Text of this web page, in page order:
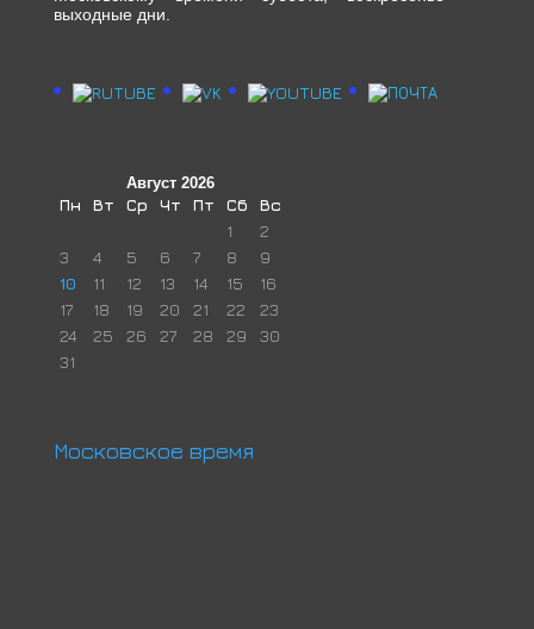
выходные дни.
Август 2026
Пн Вт Ср Чт Пт Сб
Вс
1
2
3
4 5 6 7 8
9
10
11 12 13 14 15
16
17
18 19 20 21 22
23
24
25 26 27 28 29
30
31
Московское время